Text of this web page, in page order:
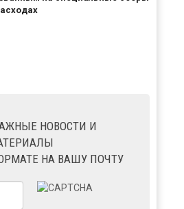
НОВОСТИ И
НА ВАШУ ПОЧТУ